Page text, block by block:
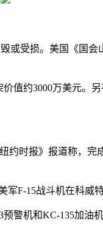
受损。美国《国
值约3000万美元。
时报》报道称，
F-15战斗机在科威
机和KC-135加油